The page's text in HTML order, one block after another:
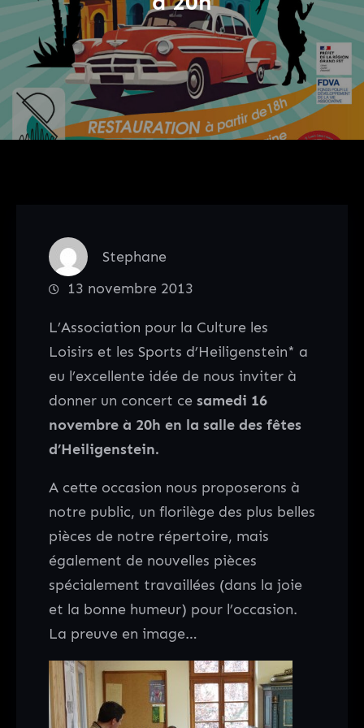
Stephane
13 novembre 2013
L’Association pour la Culture les
Loisirs et les Sports d’Heiligenstein* a
eu l’excellente idée de nous inviter à
donner un concert ce samedi 16
novembre à 20h en la salle des fêtes
d’Heiligenstein.
A cette occasion nous proposerons à
notre public, un florilège des plus belles
pièces de notre répertoire, mais
également de nouvelles pièces
spécialement travaillées (dans la joie
et la bonne humeur) pour l’occasion.
La preuve en image…